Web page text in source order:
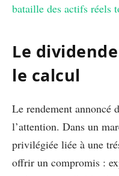
bataille des actifs réels
Le
le calcul
Le rendement annoncé
l’attention. Dans un
privilégiée liée à une
offrir un compromis :